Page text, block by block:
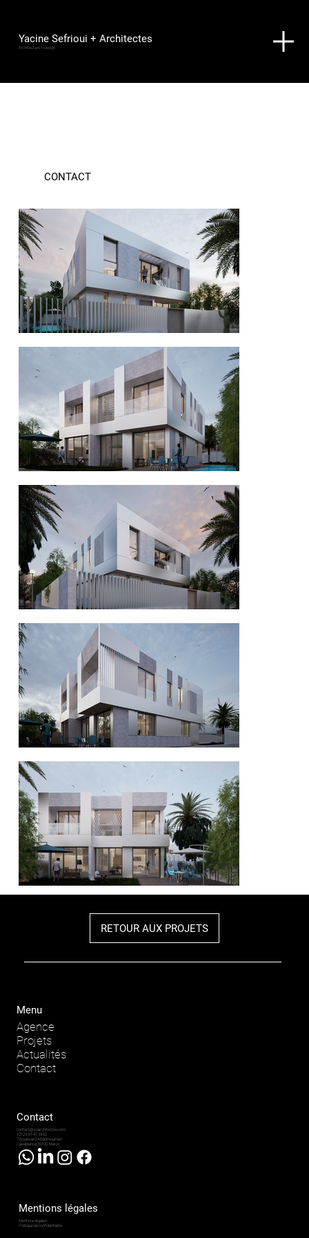
Yacine Sefrioui + Architectes
Architecture + Design
CONTACT
RETOUR AUX PROJETS
Mentions légales
Mentions légales
Politique de confidentialité
Contact
contact@ysarchitectes.com
+212 6 61 47 39 62
7 Boulevard Abdelmoumen
Casablanca 20100, Maroc
Menu
Agence
Projets
Actualités
Contact